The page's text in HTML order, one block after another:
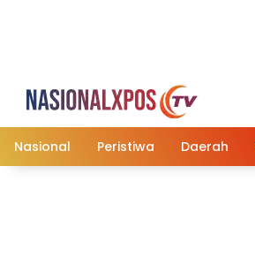
Nasional
Peristiwa Daerah